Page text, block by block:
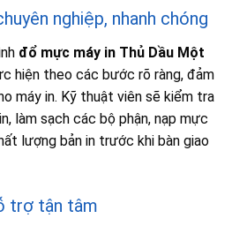
nghiệp, nhanh chóng
đổ mực máy in Thủ Dầu Một
hiện theo các bước rõ ràng, đảm
máy in. Kỹ thuật viên sẽ kiểm tra
làm sạch các bộ phận, nạp mực
lượng bản in trước khi bàn giao
trợ tận tâm